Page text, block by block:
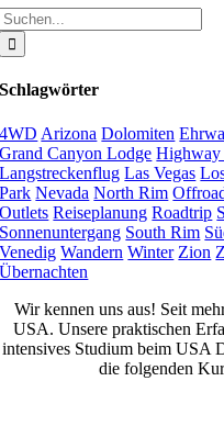
Schlagwörter
4WD Arizona Dolomiten
Grand Canyon Lodge Highway
Langstreckenflug Las Vegas
Park Nevada North Rim
Outlets Reiseplanung Roadtrip
Sonnenuntergang South Rim
Venedig Wandern Winter Zion
Übernachten
Wir kennen uns aus! Seit
USA. Unsere praktischen
intensives Studium beim USA
die folgenden